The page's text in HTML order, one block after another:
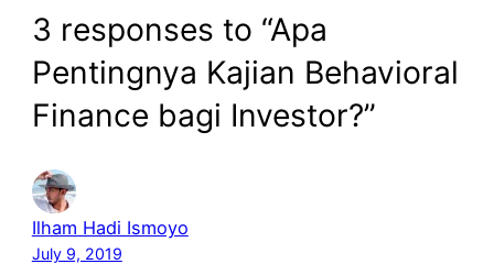
3 responses to “Apa
Pentingnya Kajian Behavioral
Finance bagi Investor?”
Ilham Hadi Ismoyo
July 9, 2019